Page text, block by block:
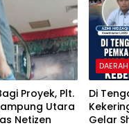
Proyek, Plt.
Utara
Netizen
DAERAH
Di
Gelar